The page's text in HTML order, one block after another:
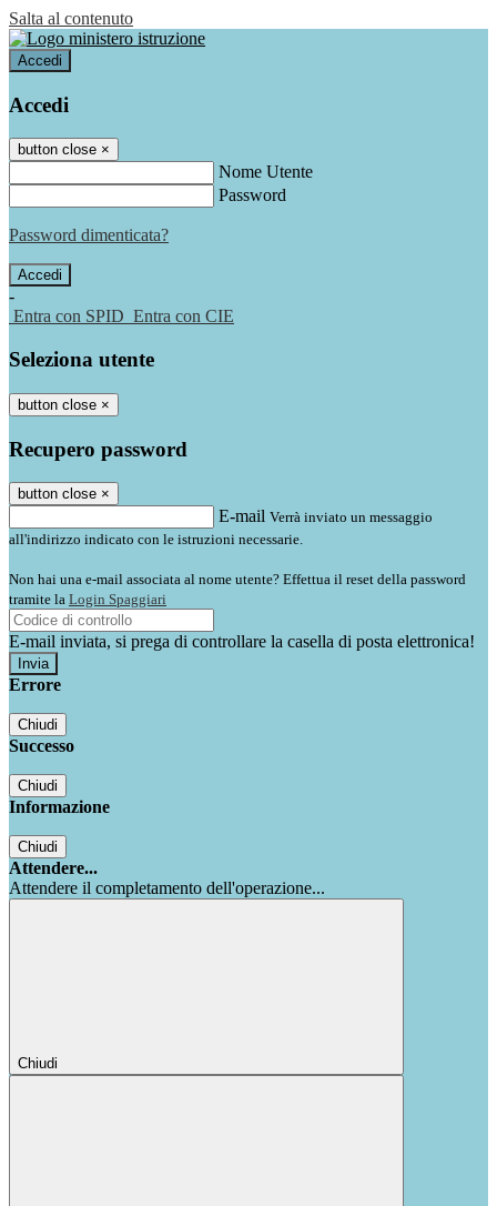
Salta al contenuto
Accedi
Accedi
button close ×
Nome Utente
Password
Password dimenticata?
-
Entra con SPID Entra con CIE
Seleziona utente
button close ×
Recupero password
button close ×
E-mail Verrà inviato un messaggio
all'indirizzo indicato con le istruzioni necessarie.
Non hai una e-mail associata al nome utente? Effettua il reset della password
tramite la Login Spaggiari
E-mail inviata, si prega di controllare la casella di posta elettronica!
Errore
Chiudi
Successo
Chiudi
Informazione
Chiudi
Attendere...
Attendere il completamento dell'operazione...
Chiudi